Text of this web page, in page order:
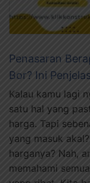
Penasaran
Bor? Ini
Kalau kamu lagi
satu hal yang
harga. Tapi
yang masuk
harganya? Nah,
memahami